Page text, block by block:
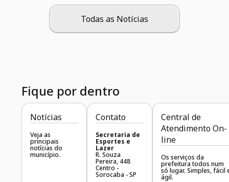
Todas as Notícias
Fique por dentro
Notícias
Veja as
principais
notícias do
município.
Contato
Secretaria de
Esportes e
Lazer
R. Souza
Pereira, 448
Centro -
Sorocaba - SP
Central de
Atendimento On-
line
Os serviços da
prefeitura todos num
só lugar. Simples, fácil
ágil.